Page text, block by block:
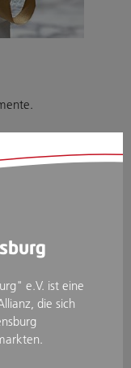
e.V. ist eine
die sich